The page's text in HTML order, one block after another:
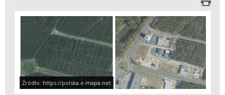
Źródło: https://polska.e-mapa.net